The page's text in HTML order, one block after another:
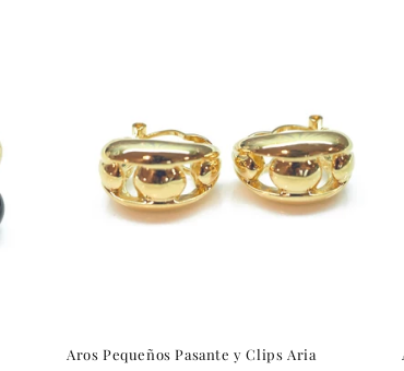
Aros Pequeños Pasante y Clips Aria